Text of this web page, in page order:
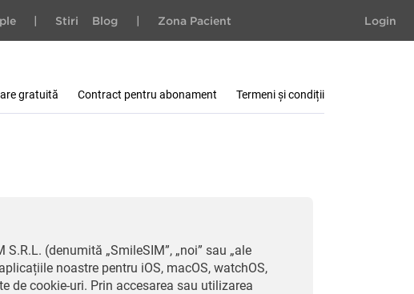
| Stiri Blog | Zona Pacient Login
gratuită Contract pentru abonament Termeni și condiții
(denumită „SmileSIM”, „noi” sau „ale
noastre pentru iOS, macOS, watchOS,
de cookie-uri. Prin accesarea sau utilizarea